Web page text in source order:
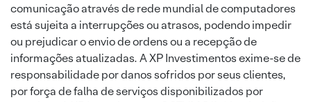
comunicação através de rede mundial de computadores
está sujeita a interrupções ou atrasos, podendo impedir
ou prejudicar o envio de ordens ou a recepção de
informações atualizadas. A XP Investimentos exime-se de
responsabilidade por danos sofridos por seus clientes,
por força de falha de serviços disponibilizados por